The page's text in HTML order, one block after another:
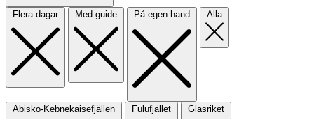
Flera dagar Med guide På egen hand Alla
Abisko-Kebnekaisefjällen Fulufjället Glasriket